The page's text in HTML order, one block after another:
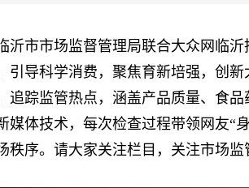
市市场监督管理局联合大众网临沂
引导科学消费，聚焦育新培强，创
追踪监管热点，涵盖产品质量、食
媒体技术，每次检查过程带领网友“
秩序。请大家关注栏目，关注市场监